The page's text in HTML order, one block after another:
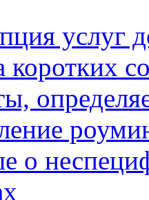
услуг
коротких
о